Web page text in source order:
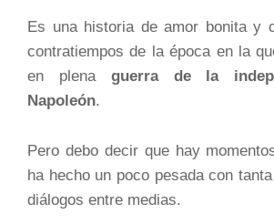
Es una historia de amor bonita y
contratiempos de la época en la
en plena guerra de la
Napoleón.
Pero debo decir que hay
ha hecho un poco pesada con
diálogos entre medias.